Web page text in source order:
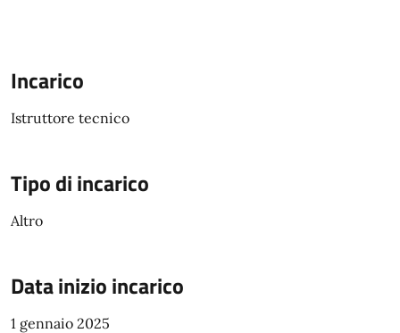
Incarico
Istruttore tecnico
Tipo di incarico
Altro
Data inizio incarico
1 gennaio 2025